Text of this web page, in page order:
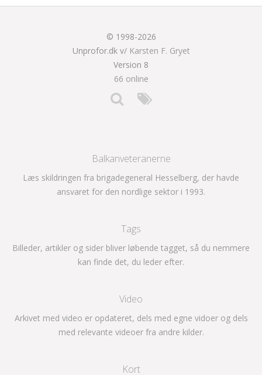
© 1998-2026
Unprofor.dk v/ Karsten F. Gryet
Version 8
66 online
Balkanveteranerne
Læs skildringen fra brigadegeneral Hesselberg, der havde
ansvaret for den nordlige sektor i 1993.
Tags
Billeder, artikler og sider bliver løbende tagget, så du nemmere
kan finde det, du leder efter.
Video
Arkivet med video er opdateret, dels med egne vidoer og dels
med relevante videoer fra andre kilder.
Kort